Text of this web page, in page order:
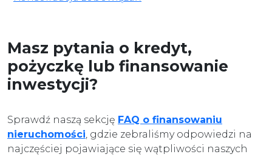
Masz pytania o kredyt,
pożyczkę lub finansowanie
inwestycji?
Sprawdź naszą sekcję FAQ o finansowaniu
nieruchomości, gdzie zebraliśmy odpowiedzi na
najczęściej pojawiające się wątpliwości naszych